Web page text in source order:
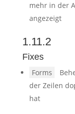
mehr in der
angezeigt
1.11.2
Fixes
Forms
der Zeilen
hat